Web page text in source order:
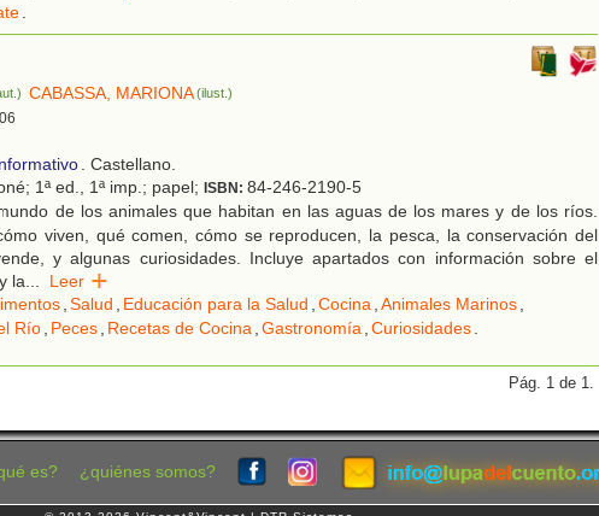
.
CABASSA, MARIONA(ilust.)
. Castellano.
1ª ed., 1ª imp.; papel; ISBN: 84-246-2190-5
de los animales que habitan en las aguas de los mares y de los ríos.
viven, qué comen, cómo se reproducen, la pesca, la conservación del
y algunas curiosidades. Incluye apartados con información sobre el
la... Leer
,Salud , Educación para la Salud ,Cocina,Animales Marinos,
Río, Peces, Recetas de Cocina,Gastronomía,Curiosidades.
Pág. 1 de 1.
es? ¿quiénes somos?